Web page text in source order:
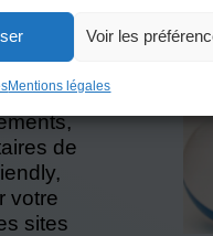
Voir les
Mentions légales
de
qui
des
de
votre
sites